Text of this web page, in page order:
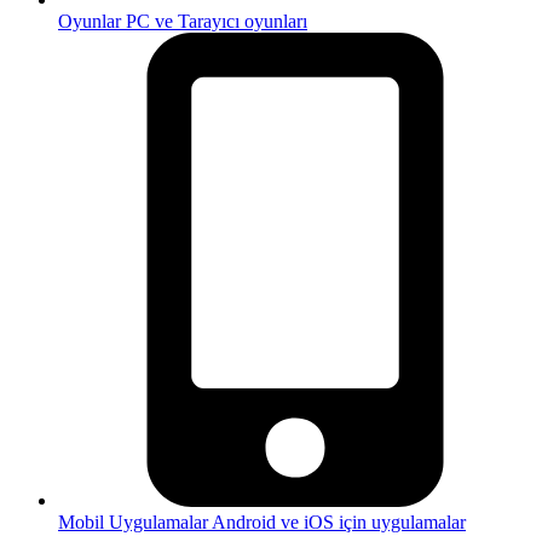
OyunlarPC ve Tarayıcı oyunları
Mobil UygulamalarAndroid ve iOS için uygulamalar